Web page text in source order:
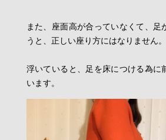
また、座面高が合っていなくて、足
うと、正しい座り方にはなりません。
浮いていると、足を床につける為に
います。